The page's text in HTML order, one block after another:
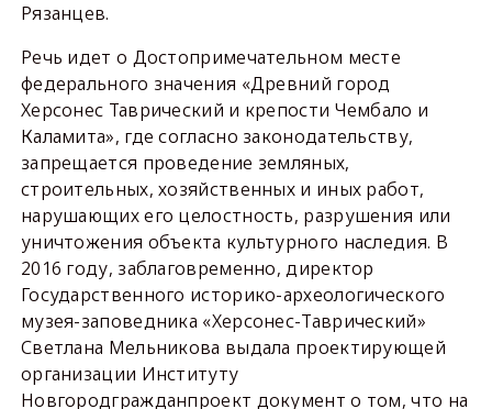
Рязанцев.
Речь идет о Достопримечательном месте
федерального значения «Древний город
Херсонес Таврический и крепости Чембало и
Каламита», где согласно законодательству,
запрещается проведение земляных,
строительных, хозяйственных и иных работ,
нарушающих его целостность, разрушения или
уничтожения объекта культурного наследия. В
2016 году, заблаговременно, директор
Государственного историко-археологического
музея-заповедника «Херсонес-Таврический»
Светлана Мельникова выдала проектирующей
организации Институту
Новгородгражданпроект документ о том, что на